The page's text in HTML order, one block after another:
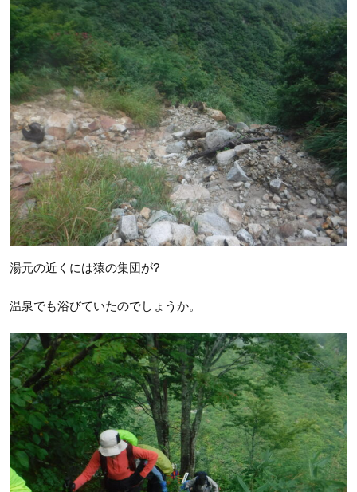
湯元の近くには猿の集団が?
温泉でも浴びていたのでしょうか。